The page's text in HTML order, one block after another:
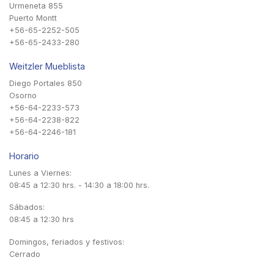
Urmeneta 855
Puerto Montt
+56-65-2252-505
+56-65-2433-280
Weitzler Mueblista
Diego Portales 850
Osorno
+56-64-2233-573
+56-64-2238-822
+56-64-2246-181
Horario
Lunes a Viernes:
08:45 a 12:30 hrs. - 14:30 a 18:00 hrs.
Sábados:
08:45 a 12:30 hrs
Domingos, feriados y festivos:
Cerrado